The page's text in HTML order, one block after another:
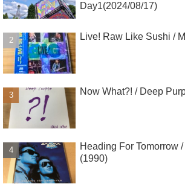
Day1(2024/08/17)
Live! Raw Like Sushi /
Now What?! / Deep
Heading For Tomorrow
(1990)